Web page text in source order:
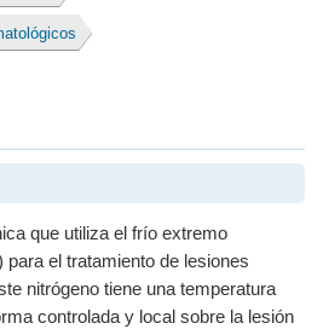
que utiliza el frío extremo
para el tratamiento de lesiones
nitrógeno tiene una temperatura
controlada y local sobre la lesión